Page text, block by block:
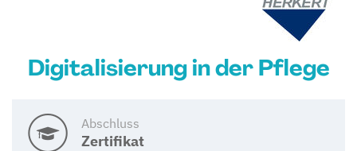
Digitalisierung in der Pflege
Abschluss
Zertifikat